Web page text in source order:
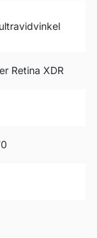
Retina XDR